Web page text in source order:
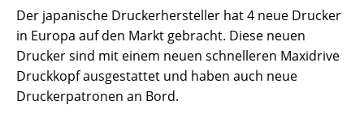
Der japanische Druckerhersteller hat 4 neue Drucker
in Europa auf den Markt gebracht. Diese neuen
Drucker sind mit einem neuen schnelleren Maxidrive
Druckkopf ausgestattet und haben auch neue
Druckerpatronen an Bord.